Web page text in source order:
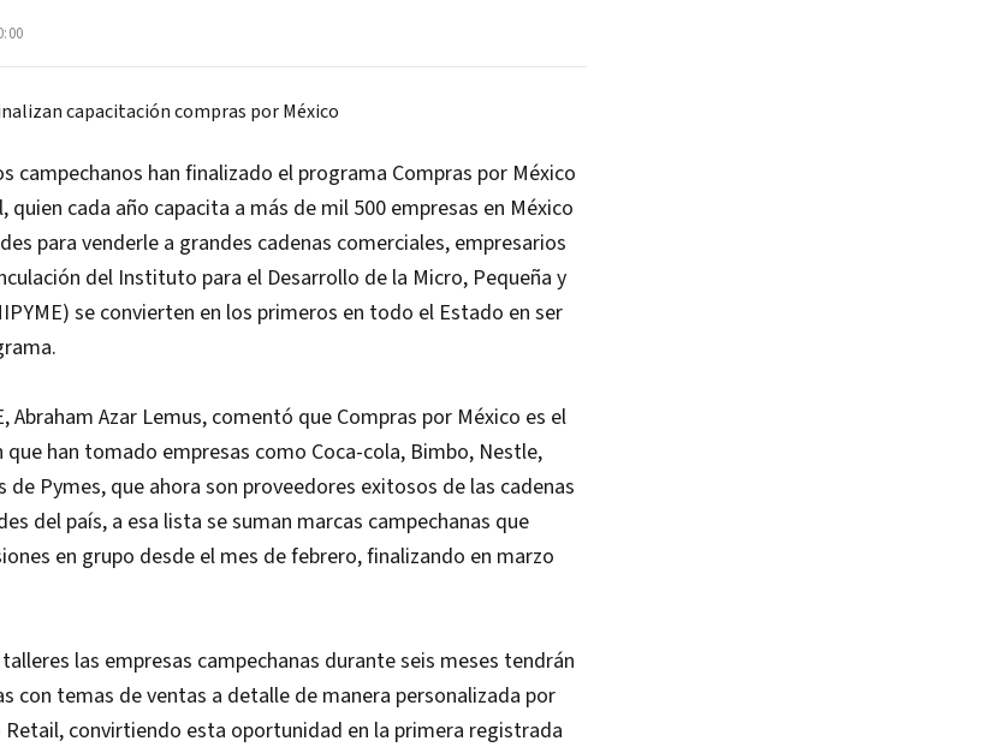
campechanos han finalizado el programa Compras por México
cada año capacita a más de mil 500 empresas en México
para venderle a grandes cadenas comerciales, empresarios
del Instituto para el Desarrollo de la Micro, Pequeña y
se convierten en los primeros en todo el Estado en ser
Abraham Azar Lemus, comentó que Compras por México es el
han tomado empresas como Coca-cola, Bimbo, Nestle,
de Pymes, que ahora son proveedores exitosos de las cadenas
del país, a esa lista se suman marcas campechanas que
en grupo desde el mes de febrero, finalizando en marzo
las empresas campechanas durante seis meses tendrán
con temas de ventas a detalle de manera personalizada por
convirtiendo esta oportunidad en la primera registrada